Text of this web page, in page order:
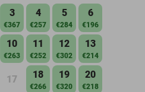
3
€367
4
€257
5
€284
6
€196
10
€263
11
€252
12
€302
13
€214
17 18
€266
19
€320
20
€218